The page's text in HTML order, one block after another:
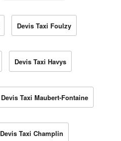
Devis Taxi Foulzy
Devis Taxi Havys
Devis Taxi Maubert-Fontaine
Devis Taxi Champlin